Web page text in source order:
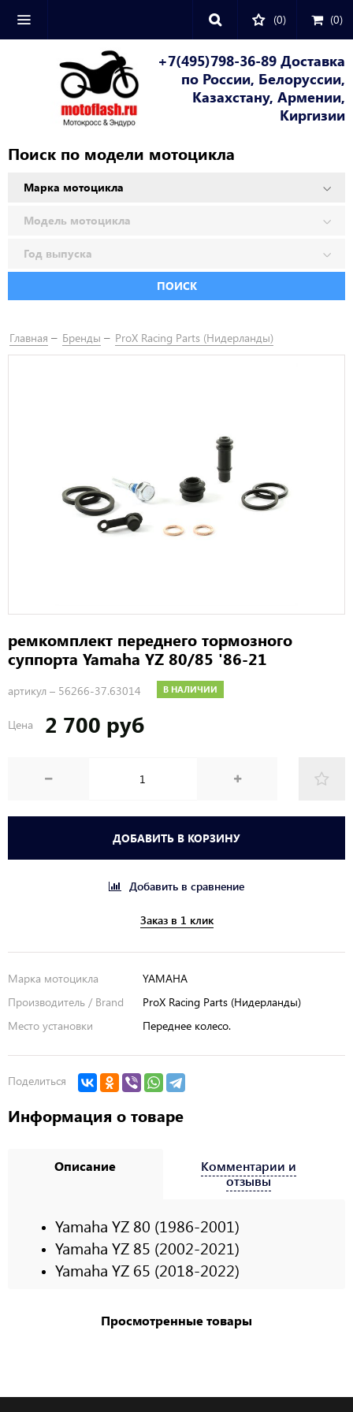
(0) (0)
+7(495)798-36-89 Доставка
по России, Белоруссии,
Казахстану, Армении,
Киргизии
Поиск по модели мотоцикла
ПОИСК
Главная Бренды ProX Racing Parts (Нидерланды)
ремкомплект переднего тормозного
суппорта Yamaha YZ 80/85 '86-21
артикул – 56266-37.63014 В НАЛИЧИИ
Цена 2 700 руб
ДОБАВИТЬ В КОРЗИНУ
Добавить в сравнение
Заказ в 1 клик
Марка мотоцикла
YAMAHA
Производитель / Brand
ProX Racing Parts (Нидерланды)
Место установки
Переднее колесо.
Поделиться
Информация о товаре
Описание
Yamaha YZ 80 (1986-2001)
Yamaha YZ 85 (2002-2021)
Yamaha YZ 65 (2018-2022)
Комментарии и
отзывы
Просмотренные товары